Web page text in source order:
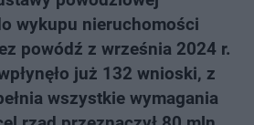
wykupu nieruchomości
powódź z września 2024 r.
już 132 wnioski, z
wszystkie wymagania